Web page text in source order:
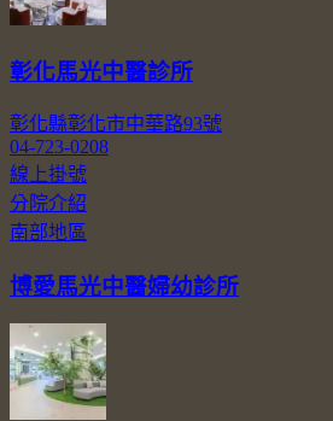
彰化馬光中醫診所
彰化縣彰化市中華路93號
04-723-0208
線上掛號
分院介紹
南部地區
博愛馬光中醫婦幼診所